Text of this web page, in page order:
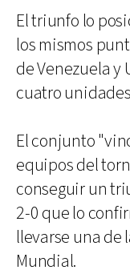
El triunfo lo
los mismos
de Venezuela y
cuatro
El conjunto
equipos del
conseguir un
2-0 que lo
llevarse una de
Mundial.